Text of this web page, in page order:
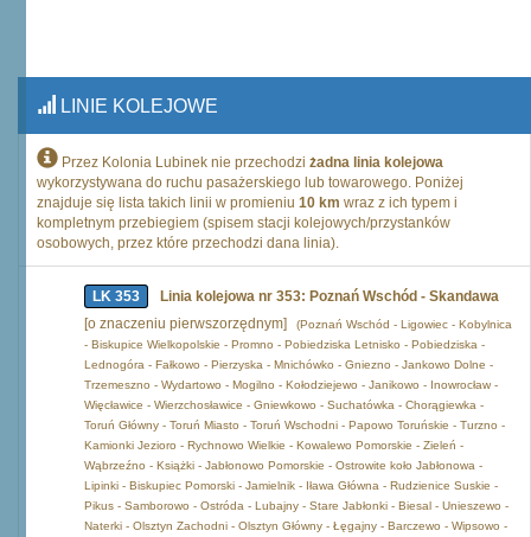
LINIE KOLEJOWE
Przez Kolonia Lubinek nie przechodzi żadna linia kolejowa
wykorzystywana do ruchu pasażerskiego lub towarowego. Poniżej
znajduje się lista takich linii w promieniu 10 km wraz z ich typem i
kompletnym przebiegiem (spisem stacji kolejowych/przystanków
osobowych, przez które przechodzi dana linia).
LK 353
Linia kolejowa nr 353: Poznań Wschód - Skandawa
[o znaczeniu pierwszorzędnym]
(Poznań Wschód - Ligowiec - Kobylnica
- Biskupice Wielkopolskie - Promno - Pobiedziska Letnisko - Pobiedziska -
Lednogóra - Fałkowo - Pierzyska - Mnichówko - Gniezno - Jankowo Dolne -
Trzemeszno - Wydartowo - Mogilno - Kołodziejewo - Janikowo - Inowrocław -
Więcławice - Wierzchosławice - Gniewkowo - Suchatówka - Chorągiewka -
Toruń Główny - Toruń Miasto - Toruń Wschodni - Papowo Toruńskie - Turzno -
Kamionki Jezioro - Rychnowo Wielkie - Kowalewo Pomorskie - Zieleń -
Wąbrzeźno - Książki - Jabłonowo Pomorskie - Ostrowite koło Jabłonowa -
Lipinki - Biskupiec Pomorski - Jamielnik - Iława Główna - Rudzienice Suskie -
Pikus - Samborowo - Ostróda - Lubajny - Stare Jabłonki - Biesal - Unieszewo -
Naterki - Olsztyn Zachodni - Olsztyn Główny - Łęgajny - Barczewo - Wipsowo -